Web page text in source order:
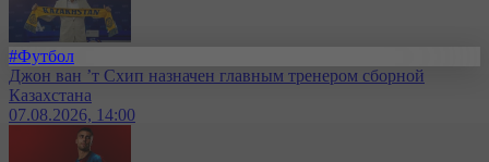
#Футбол
Джон ван ’т Схип назначен главным тренером сборной
Казахстана
07.08.2026, 14:00